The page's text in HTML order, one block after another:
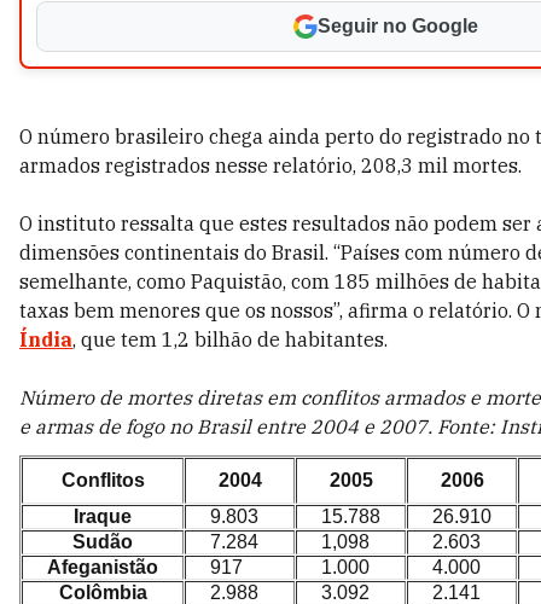
Seguir no Google
O número brasileiro chega ainda perto do registrado no
armados registrados nesse relatório, 208,3 mil mortes.
O instituto ressalta que estes resultados não podem ser
dimensões continentais do Brasil. “Países com número
semelhante, como Paquistão, com 185 milhões de
taxas bem menores que os nossos”, afirma o relatório. O
Índia, que tem 1,2 bilhão de habitantes.
Número de mortes diretas em conflitos armados e
e armas de fogo no Brasil entre 2004 e 2007. Fonte:
Conflitos 2004 2005
2006
Iraque
9.803 15.788
26.910
Sudão
7.284 1,098
2.603
Afeganistão
917 1.000
4.000
Colômbia
2.988 3.092
2.141